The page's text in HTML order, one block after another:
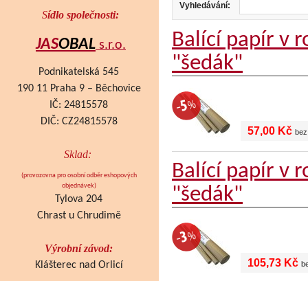
Vyhledávání:
Balící papír v
"šedák"
57,00 Kč
Balící papír v
"šedák"
105,73 Kč
Sídlo společnosti:
JASOBAL s.r.o.
Podnikatelská 545
190 11 Praha 9 – Běchovice
IČ: 24815578
DIČ: CZ24815578
Sklad:
(provozovna pro osobní odběr eshopových
objednávek)
Tylova 204
Chrast u Chrudimě
Výrobní závod:
Klášterec nad Orlicí